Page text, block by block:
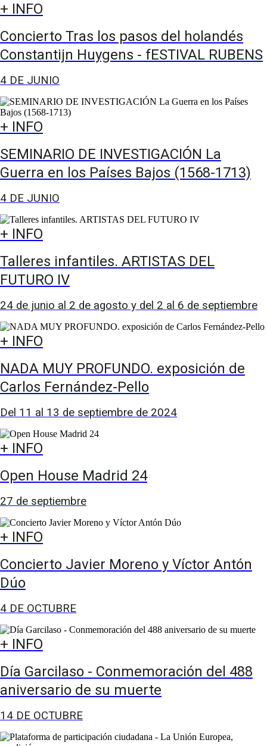
+ INFO
Concierto Tras los pasos del holandés
Constantijn Huygens - fESTIVAL RUBENS
4 DE JUNIO
+ INFO
SEMINARIO DE INVESTIGACIÓN La
Guerra en los Países Bajos (1568-1713)
4 DE JUNIO
+ INFO
Talleres infantiles. ARTISTAS DEL
FUTURO IV
24 de junio al 2 de agosto y del 2 al 6 de septiembre
+ INFO
NADA MUY PROFUNDO. exposición de
Carlos Fernández-Pello
Del 11 al 13 de septiembre de 2024
+ INFO
Open House Madrid 24
27 de septiembre
+ INFO
Concierto Javier Moreno y Víctor Antón
Dúo
4 DE OCTUBRE
+ INFO
Día Garcilaso - Conmemoración del 488
aniversario de su muerte
14 DE OCTUBRE